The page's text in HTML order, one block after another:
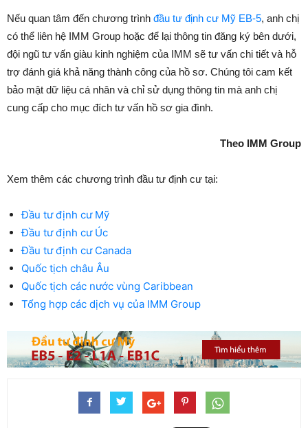
Nếu quan tâm đến chương trình đầu tư định cư Mỹ EB-5, anh chị
có thể liên hệ IMM Group hoặc để lại thông tin đăng ký bên dưới,
đội ngũ tư vấn giàu kinh nghiệm của IMM sẽ tư vấn chi tiết và hỗ
trợ đánh giá khả năng thành công của hồ sơ. Chúng tôi cam kết
bảo mật dữ liệu cá nhân và chỉ sử dụng thông tin mà anh chị
cung cấp cho mục đích tư vấn hồ sơ gia đình.
Theo IMM Group
Xem thêm các chương trình đầu tư định cư tại:
Đầu tư định cư Mỹ
Đầu tư định cư Úc
Đầu tư định cư Canada
Quốc tịch châu Âu
Quốc tịch các nước vùng Caribbean
Tổng hợp các dịch vụ của IMM Group